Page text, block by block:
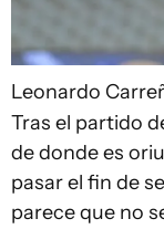
Leonardo
Tras el partido
de donde es
pasar el fin de
parece que no